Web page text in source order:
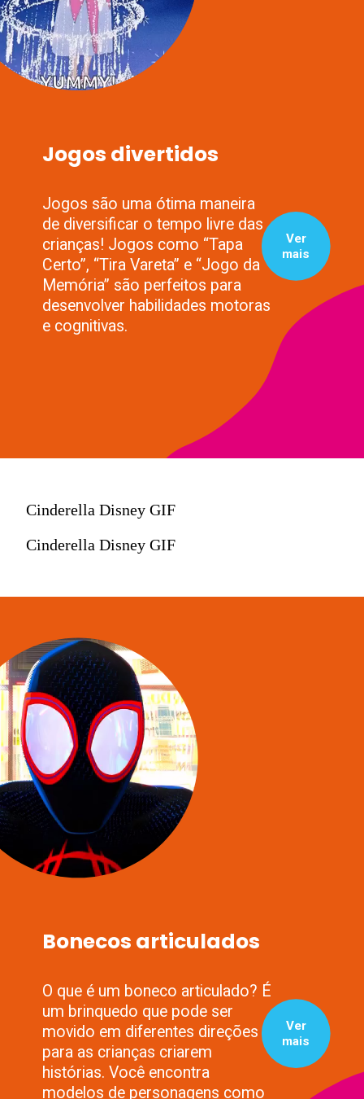
Jogos divertidos
Ver
mais
Jogos são uma ótima maneira
de diversificar o tempo livre das
crianças! Jogos como “Tapa
Certo”, “Tira Vareta” e “Jogo da
Memória” são perfeitos para
desenvolver habilidades motoras
e cognitivas.
Cinderella Disney GIF
Cinderella Disney GIF
Bonecos articulados
Ver
mais
O que é um boneco articulado? É
um brinquedo que pode ser
movido em diferentes direções
para as crianças criarem
histórias. Você encontra
modelos de personagens como